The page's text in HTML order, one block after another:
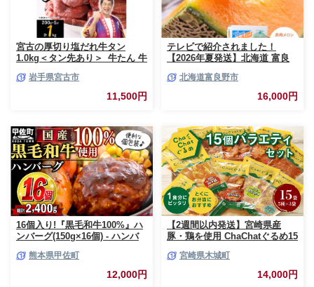
宮古の厚切り塩だれ牛タン
1.0kg＜タン先あり＞_牛たん 牛
厚切り牛タン【1181948】
岩手県宮古市
11,500円
テレビで紹介されました！
【2026年夏発送】北海道 富良
上 大玉サイズ メロン
北海道富良野市
16,000円
16個入り!『黒毛和牛100%』ハ
ンバーグ(150g×16個) - ハンバ
個包装 小分け 人気 牛肉100%
黒毛和牛 冷凍 国産 おすすめ ラ
ンキング 和牛 お取り寄せ 焼く
熊本県甲佐町
12,000円
【2週間以内発送】宮崎県産
豚・鶏を使用 ChaChatぐるめ15
_K16_0040_4
宮崎県木城町
14,000円